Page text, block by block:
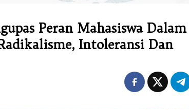
Peran Mahasiswa Dalam
Intoleransi Dan